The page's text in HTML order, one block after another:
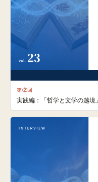
第②回
実践編：「哲学と文学の越